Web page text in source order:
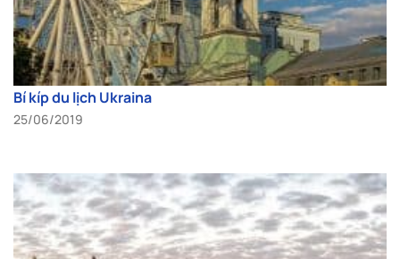
Bí kíp du lịch Ukraina
25/06/2019